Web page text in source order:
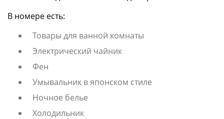
В номере есть:
Товары для ванной комнаты
Электрический чайник
Фен
Умывальник в японском стиле
Ночное белье
Холодильник